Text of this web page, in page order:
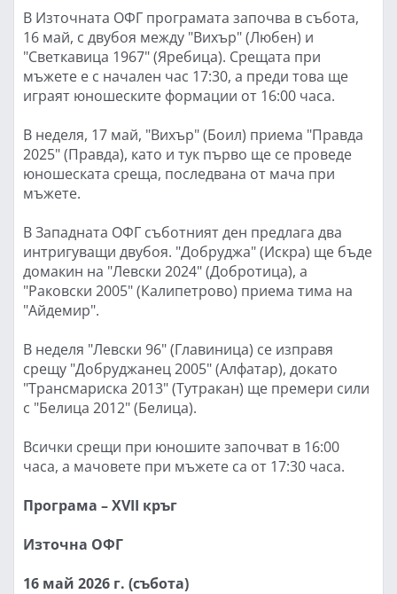
В Източната ОФГ програмата започва в събота,
16 май, с двубоя между "Вихър" (Любен) и
"Светкавица 1967" (Яребица). Срещата при
мъжете е с начален час 17:30, а преди това ще
играят юношеските формации от 16:00 часа.
В неделя, 17 май, "Вихър" (Боил) приема "Правда
2025" (Правда), като и тук първо ще се проведе
юношеската среща, последвана от мача при
мъжете.
В Западната ОФГ съботният ден предлага два
интригуващи двубоя. "Добруджа" (Искра) ще бъде
домакин на "Левски 2024" (Добротица), а
"Раковски 2005" (Калипетрово) приема тима на
"Айдемир".
В неделя "Левски 96" (Главиница) се изправя
срещу "Добруджанец 2005" (Алфатар), докато
"Трансмариска 2013" (Тутракан) ще премери сили
с "Белица 2012" (Белица).
Всички срещи при юношите започват в 16:00
часа, а мачовете при мъжете са от 17:30 часа.
Програма – XVII кръг
Източна ОФГ
16 май 2026 г. (събота)